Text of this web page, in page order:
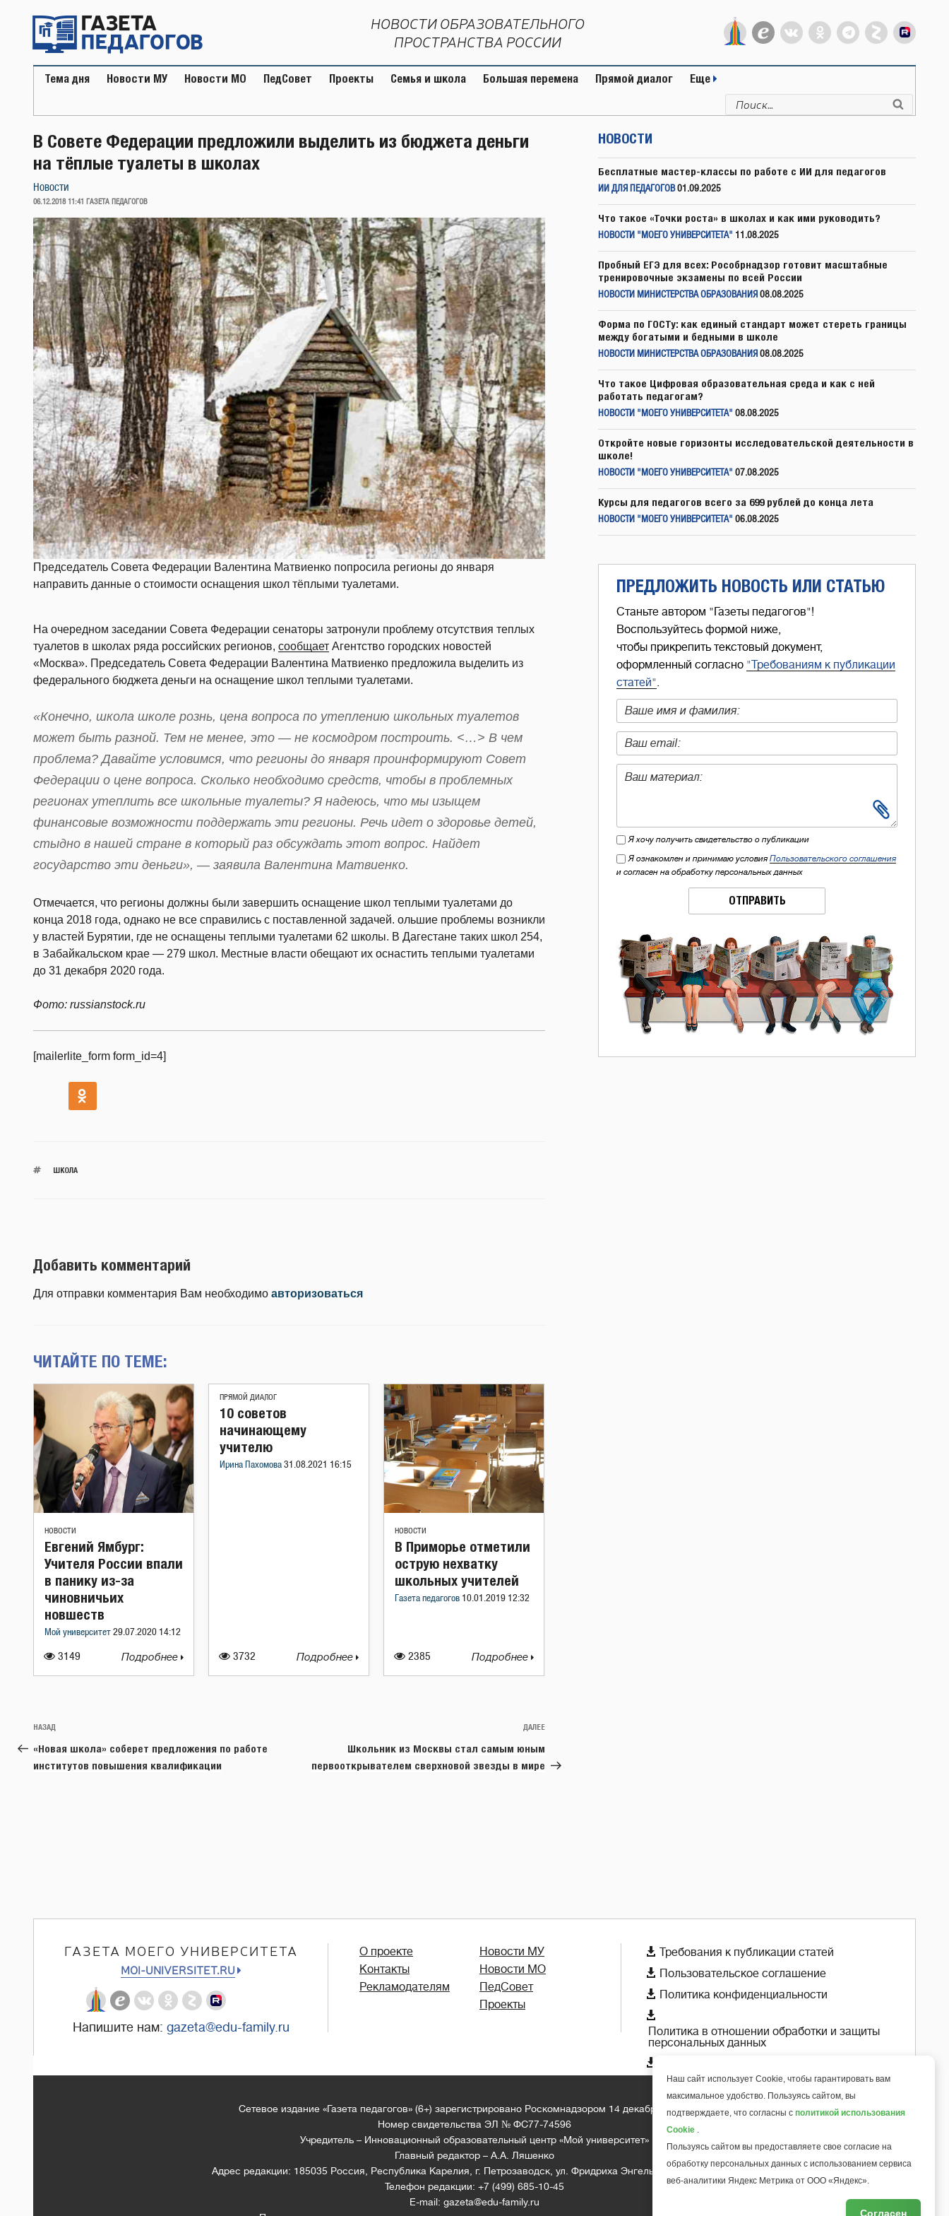
содержимому
НОВОСТИ ОБРАЗОВАТЕЛЬНОГО
ПРОСТРАНСТВА РОССИИ
Тема дня Новости МУ Новости МО ПедСовет Проекты Семья и школа Большая перемена Прямой диалог Еще
Искать:
В Совете Федерации предложили выделить из бюджета деньги
на тёплые туалеты в школах
Новости
ОПУБЛИКОВАНО
06.12.2018 11:41 ГАЗЕТА ПЕДАГОГОВ
Председатель Совета Федерации Валентина Матвиенко попросила регионы до января
направить данные о стоимости оснащения школ тёплыми туалетами.
На очередном заседании Совета Федерации сенаторы затронули проблему отсутствия теплых
туалетов в школах ряда российских регионов, сообщает Агентство городских новостей
«Москва». Председатель Совета Федерации Валентина Матвиенко предложила выделить из
федерального бюджета деньги на оснащение школ теплыми туалетами.
«Конечно, школа школе рознь, цена вопроса по утеплению школьных туалетов
может быть разной. Тем не менее, это — не космодром построить. <…> В чем
проблема? Давайте условимся, что регионы до января проинформируют Совет
Федерации о цене вопроса. Сколько необходимо средств, чтобы в проблемных
регионах утеплить все школьные туалеты? Я надеюсь, что мы изыщем
финансовые возможности поддержать эти регионы. Речь идет о здоровье детей,
стыдно в нашей стране в который раз обсуждать этот вопрос. Найдет
государство эти деньги», — заявила Валентина Матвиенко.
Отмечается, что регионы должны были завершить оснащение школ теплыми туалетами до
конца 2018 года, однако не все справились с поставленной задачей. ольшие проблемы возникли
у властей Бурятии, где не оснащены теплыми туалетами 62 школы. В Дагестане таких школ 254,
в Забайкальском крае — 279 школ. Местные власти обещают их оснастить теплыми туалетами
до 31 декабря 2020 года.
Фото: russianstock.ru
[mailerlite_form form_id=4]
ШКОЛА
Добавить комментарий
Для отправки комментария Вам необходимо авторизоваться
ЧИТАЙТЕ ПО ТЕМЕ:
НОВОСТИ
3149
Евгений Ямбург:
Учителя России впали
в панику из-за
чиновничьих
новшеств
Мой университет 29.07.2020 14:12
Подробнее
ПРЯМОЙ ДИАЛОГ
3732
10 советов
начинающему
учителю
Ирина Пахомова 31.08.2021 16:15
Подробнее
НОВОСТИ
2385
В Приморье отметили
острую нехватку
школьных учителей
Газета педагогов 10.01.2019 12:32
Подробнее
Навигация
по
записям
Предыдущая
запись:
НАЗАД
«Новая школа» соберет предложения по работе
институтов повышения квалификации
Следующая
ДАЛЕЕ
Школьник из Москвы стал самым юным
первооткрывателем сверхновой звезды в мире
НОВОСТИ
Бесплатные мастер-классы по работе с ИИ для педагогов
ИИ ДЛЯ ПЕДАГОГОВ 01.09.2025
Что такое «Точки роста» в школах и как ими руководить?
НОВОСТИ "МОЕГО УНИВЕРСИТЕТА" 11.08.2025
Пробный ЕГЭ для всех: Рособрнадзор готовит масштабные
тренировочные экзамены по всей России
НОВОСТИ МИНИСТЕРСТВА ОБРАЗОВАНИЯ 08.08.2025
Форма по ГОСТу: как единый стандарт может стереть границы
между богатыми и бедными в школе
НОВОСТИ МИНИСТЕРСТВА ОБРАЗОВАНИЯ 08.08.2025
Что такое Цифровая образовательная среда и как с ней
работать педагогам?
НОВОСТИ "МОЕГО УНИВЕРСИТЕТА" 08.08.2025
Откройте новые горизонты исследовательской деятельности в
школе!
НОВОСТИ "МОЕГО УНИВЕРСИТЕТА" 07.08.2025
Курсы для педагогов всего за 699 рублей до конца лета
НОВОСТИ "МОЕГО УНИВЕРСИТЕТА" 06.08.2025
ПРЕДЛОЖИТЬ НОВОСТЬ ИЛИ СТАТЬЮ
Станьте автором "Газеты педагогов"!
Воспользуйтесь формой ниже,
чтобы прикрепить текстовый документ,
оформленный согласно "Требованиям к публикации
статей".
Я хочу получить свидетельство о публикации
Я ознакомлен и принимаю условия Пользовательского соглашения
и согласен на обработку персональных данных
ОТПРАВИТЬ
ГАЗЕТА МОЕГО УНИВЕРСИТЕТА
MOI-UNIVERSITET.RU
Напишите нам: gazeta@edu-family.ru
О проекте
Контакты
Рекламодателям
Новости МУ
Новости МО
ПедСовет
Проекты
 Требования к публикации статей
 Пользовательское соглашение
 Политика конфиденциальности

Политика в отношении обработки и защиты
персональных данных

Сетевое издание «Газета педагогов» (6+) зарегистрировано Роскомнадзором 14 декабря 2018 года
Номер свидетельства ЭЛ № ФС77-74596
Учредитель – Инновационный образовательный центр «Мой университет»
Главный редактор – А.А. Ляшенко
Адрес редакции: 185035 Россия, Республика Карелия, г. Петрозаводск, ул. Фридриха Энгельса д.10, офис 211
Телефон редакции: +7 (499) 685-10-45
E-mail: gazeta@edu-family.ru
6+
Наш сайт использует Cookie, чтобы гарантировать вам
максимальное удобство. Пользуясь сайтом, вы
подтверждаете, что согласны с политикой использования
Cookie .
Пользуясь сайтом вы предоставляете свое согласие на
обработку персональных данных с использованием сервиса
веб-аналитики Яндекс Метрика от ООО «Яндекс».
Согласен